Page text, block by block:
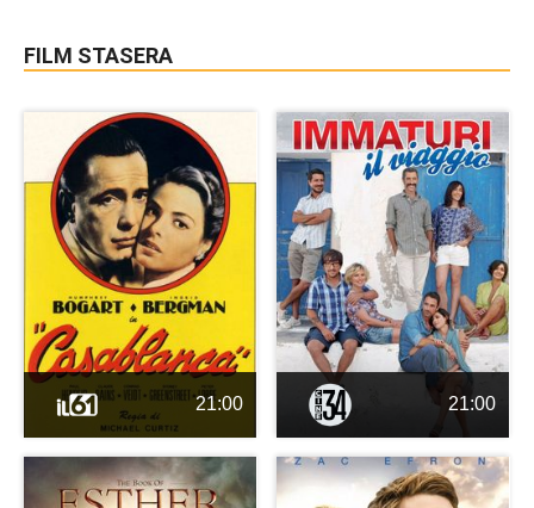
FILM STASERA
21:00 21:00